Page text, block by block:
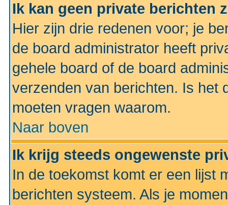
Ik kan geen private berichten
Hier zijn drie redenen voor; je
de board administrator heeft
gehele board of de board
verzenden van berichten. Is het
moeten vragen waarom.
Naar boven
Ik krijg steeds ongewenste
In de toekomst komt er een lijst
berichten systeem. Als je